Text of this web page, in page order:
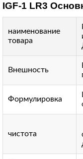
IGF-1 LR3
наименование
товара
Внешность
Формулировка
чистота